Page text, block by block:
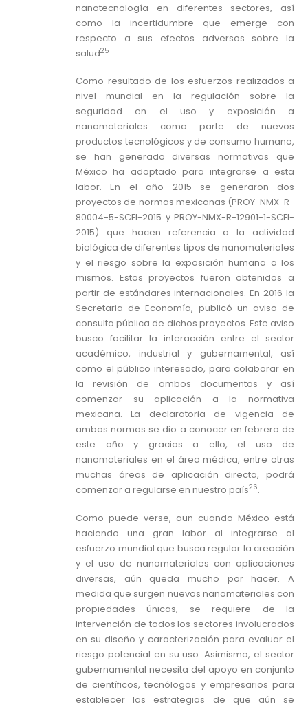
nanotecnología en diferentes sectores, así
como la incertidumbre que emerge con
respecto a sus efectos adversos sobre la
salud25.
Como resultado de los esfuerzos realizados a
nivel mundial en la regulación sobre la
seguridad en el uso y exposición a
nanomateriales como parte de nuevos
productos tecnológicos y de consumo humano,
se han generado diversas normativas que
México ha adoptado para integrarse a esta
labor. En el año 2015 se generaron dos
proyectos de normas mexicanas (PROY-NMX-R-
80004-5-SCFI-2015 y PROY-NMX-R-12901-1-SCFI-
2015) que hacen referencia a la actividad
biológica de diferentes tipos de nanomateriales
y el riesgo sobre la exposición humana a los
mismos. Estos proyectos fueron obtenidos a
partir de estándares internacionales. En 2016 la
Secretaria de Economía, publicó un aviso de
consulta pública de dichos proyectos. Este aviso
busco facilitar la interacción entre el sector
académico, industrial y gubernamental, así
como el público interesado, para colaborar en
la revisión de ambos documentos y así
comenzar su aplicación a la normativa
mexicana. La declaratoria de vigencia de
ambas normas se dio a conocer en febrero de
este año y gracias a ello, el uso de
nanomateriales en el área médica, entre otras
muchas áreas de aplicación directa, podrá
comenzar a regularse en nuestro país26.
Como puede verse, aun cuando México está
haciendo una gran labor al integrarse al
esfuerzo mundial que busca regular la creación
y el uso de nanomateriales con aplicaciones
diversas, aún queda mucho por hacer. A
medida que surgen nuevos nanomateriales con
propiedades únicas, se requiere de la
intervención de todos los sectores involucrados
en su diseño y caracterización para evaluar el
riesgo potencial en su uso. Asimismo, el sector
gubernamental necesita del apoyo en conjunto
de científicos, tecnólogos y empresarios para
establecer las estrategias de que aún se